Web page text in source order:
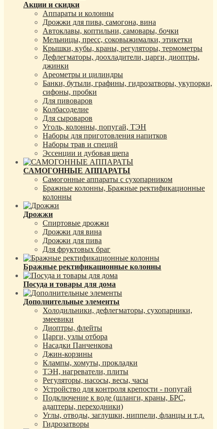
Акции и скидки
Аппараты и колонны
Дрожжи для пива, самогона, вина
Автоклавы, коптильни, самовары, бочки
Мельницы, пресс, соковыжималки, этикетки
Крышки, кубы, краны, регуляторы, термометры
Дефлегматоры, доохладители, царги, диоптры,
джинки
Ареометры и цилиндры
Банки, бутыли, графины, гидрозатворы, укупорки,
сифоны, пробки
Для пивоваров
Колбасоделие
Для сыроваров
Уголь, колонны, попугай, ТЭН
Наборы для приготовления напитков
Наборы трав и специй
Эссенции и дубовая щепа
САМОГОННЫЕ АППАРАТЫ
Самогонные аппараты с сухопарником
Бражные колонны, Бражные ректификационные
колонны
Дрожжи
Спиртовые дрожжи
Дрожжи для вина
Дрожжи для пива
Для фруктовых браг
Бражные ректификационные колонны
Посуда и товары для дома
Дополнительные элементы
Холодильники, дефлегматоры, сухопарники,
змеевики
Диоптры, флейты
Царги, узлы отбора
Насадки Панченкова
Джин-корзины
Клампы, хомуты, прокладки
ТЭН, нагреватели, плиты
Регуляторы, насосы, весы, часы
Устройство для контроля крепости - попугай
Подключение к воде (шланги, краны, БРС,
адаптеры, переходники)
Углы, отводы, заглушки, ниппели, фланцы и т.д.
Гидрозатворы